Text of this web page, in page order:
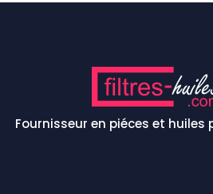
Fournisseur en piéces et huiles